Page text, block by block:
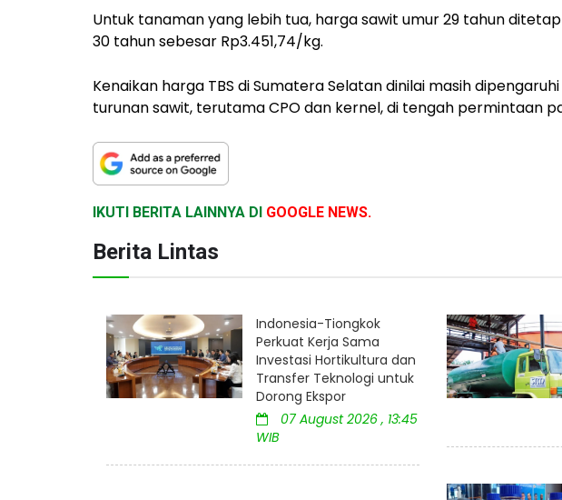
Untuk tanaman yang lebih tua, harga sawit umur 29 tahun
30 tahun sebesar Rp3.451,74/kg.
Kenaikan harga TBS di Sumatera Selatan dinilai masih
turunan sawit, terutama CPO dan kernel, di tengah permintaan
IKUTI BERITA LAINNYA DI GOOGLE NEWS.
Berita Lintas
Indonesia-Tiongkok
Perkuat Kerja Sama
Investasi Hortikultura dan
Transfer Teknologi untuk
Dorong Ekspor
07 August 2026 , 13:45
WIB